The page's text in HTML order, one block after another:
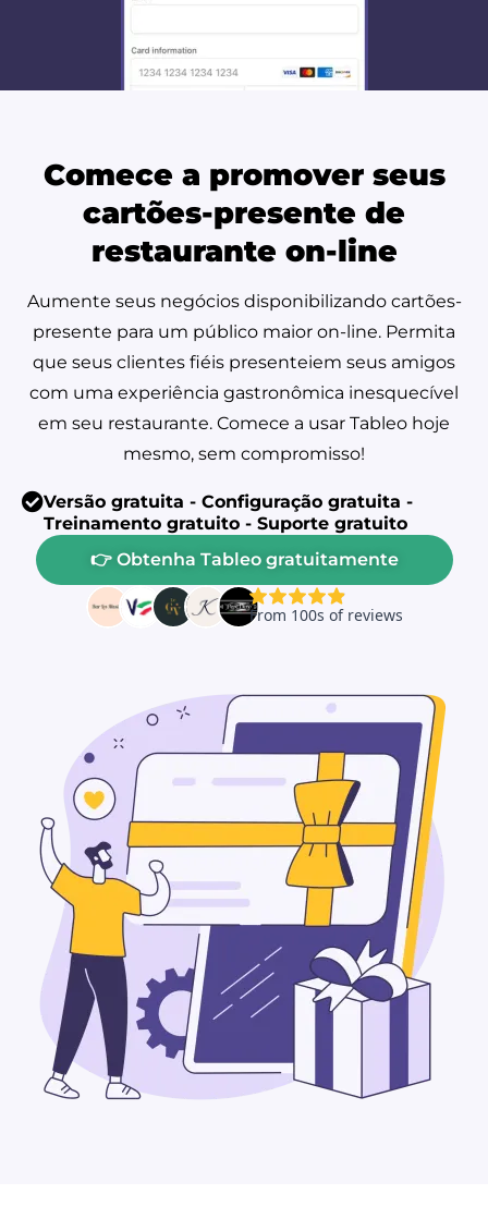
Comece a promover seus
cartões-presente de
restaurante on-line
Aumente seus negócios disponibilizando cartões-
presente para um público maior on-line. Permita
que seus clientes fiéis presenteiem seus amigos
com uma experiência gastronômica inesquecível
em seu restaurante. Comece a usar Tableo hoje
mesmo, sem compromisso!
Versão gratuita - Configuração gratuita -
Treinamento gratuito - Suporte gratuito
👉 Obtenha Tableo gratuitamente